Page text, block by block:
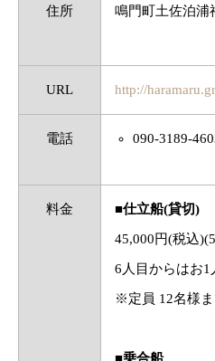
住所 鳴門町土佐泊浦
URL http://
電話 090-3189-
料金 ■仕立船(貸切)
45,000円(税込
6人目からはお1
※定員 12名様
■乗合船